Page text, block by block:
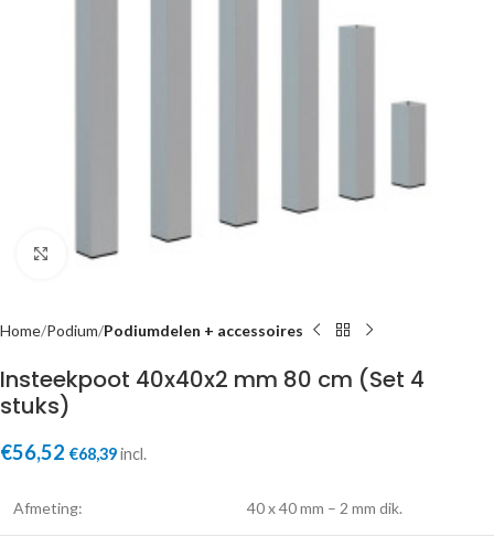
Click to enlarge
Home Podium Podiumdelen + accessoires
Insteekpoot 40x40x2 mm 80 cm (Set 4
stuks)
€56,52 €68,39incl.
Afmeting: 40 x 40 mm – 2 mm dik.